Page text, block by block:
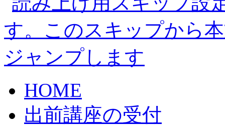
HOME
出前講座の受付